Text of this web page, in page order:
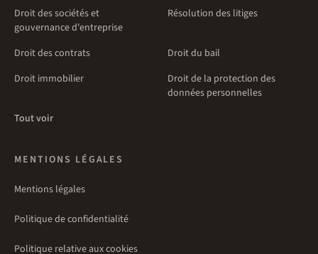
Droit des sociétés et
gouvernance d'entreprise
Résolution des litiges
Droit des contrats
Droit du bail
Droit immobilier
Droit de la protection des
données personnelles
Tout voir
MENTIONS LÉGALES
Mentions légales
Politique de confidentialité
Politique relative aux cookies